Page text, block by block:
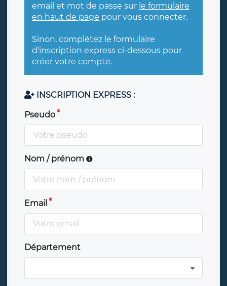
email et mot de passe sur le formulaire
en haut de page pour vous connecter.
Sinon, complétez le formulaire
d'inscription express ci-dessous pour
créer votre compte.
INSCRIPTION EXPRESS :
Pseudo
Nom / prénom
Email
Département